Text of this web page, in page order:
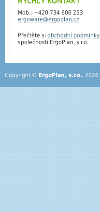
Mob.: +420 734 606 253
ergoware@ergoplan.cz
Přečtěte si obchodní podmínky
společnosti ErgoPlan, s.r.o.
Copyright © ErgoPlan, s.r.o., 2026